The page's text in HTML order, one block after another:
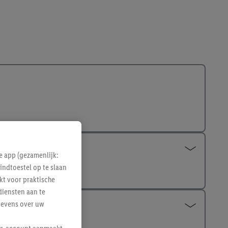
app (gezamenlijk:
op te slaan
voor praktische
aan te
over uw